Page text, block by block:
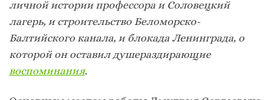
личной истории профессора и Соловецкий
лагерь, и строительство Беломорско-
Балтийского канала, и блокада Ленинграда, о
которой он оставил душераздирающие
воспоминания.